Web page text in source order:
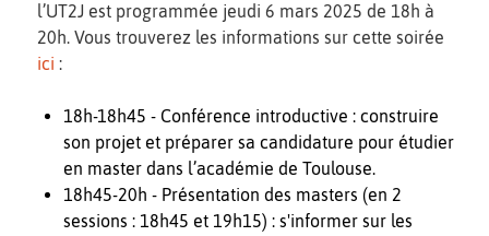
l’UT2J est programmée jeudi 6 mars 2025 de 18h à
20h. Vous trouverez les informations sur cette soirée
ici :
18h-18h45 - Conférence introductive : construire
son projet et préparer sa candidature pour étudier
en master dans l’académie de Toulouse.
18h45-20h - Présentation des masters (en 2
sessions : 18h45 et 19h15) : s'informer sur les